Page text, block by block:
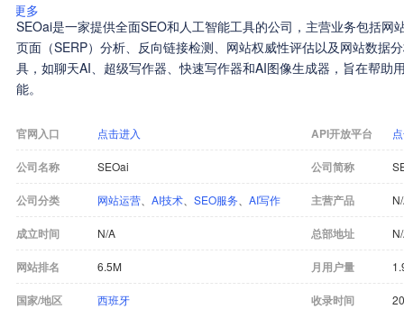
更多
SEOai是一家提供全面SEO和人工智能工具的公司，主营业务包括网
页面（SERP）分析、反向链接检测、网站权威性评估以及网站数据
具，如聊天AI、超级写作器、快速写作器和AI图像生成器，旨在帮助
能。
官网入口 点击进入 API开放平台
公司名称 SEOai 公司简称
公司分类 网站运营 AI技术 SEO服务 AI写作 主营产品
成立时间 N/A 总部地址
网站排名 6.5M 月用户量
国家/地区 西班牙 收录时间